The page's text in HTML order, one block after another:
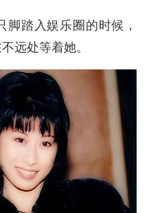
踏入娱乐圈的时候，
远处等着她。